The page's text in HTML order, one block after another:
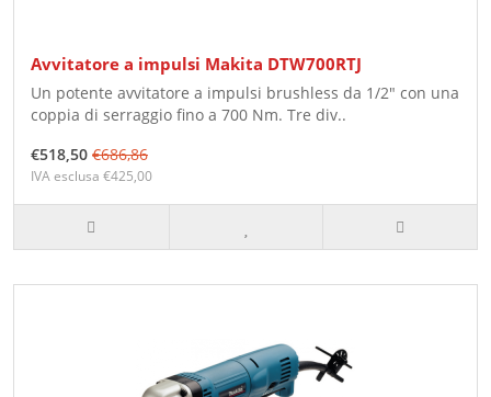
Avvitatore a impulsi Makita DTW700RTJ
Un potente avvitatore a impulsi brushless da 1/2" con una
coppia di serraggio fino a 700 Nm. Tre div..
€518,50 €686,86
IVA esclusa €425,00